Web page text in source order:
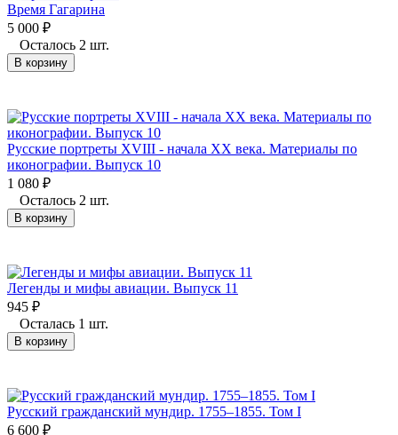
Время Гагарина
5 000 ₽
Осталось 2 шт.
В корзину
Русские портреты XVIII - начала XX века. Материалы по
иконографии. Выпуск 10
1 080 ₽
Осталось 2 шт.
В корзину
Легенды и мифы авиации. Выпуск 11
945 ₽
Осталась 1 шт.
В корзину
Русский гражданский мундир. 1755–1855. Том I
6 600 ₽